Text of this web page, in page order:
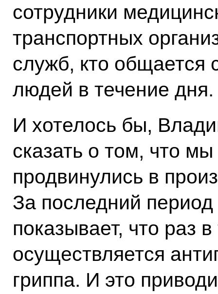
сотрудники
транспортных
служб, кто общается
людей в течение дня.
И хотелось бы,
сказать о том, что
продвинулись в
За последний
показывает, что раз
осуществляется
гриппа. И это